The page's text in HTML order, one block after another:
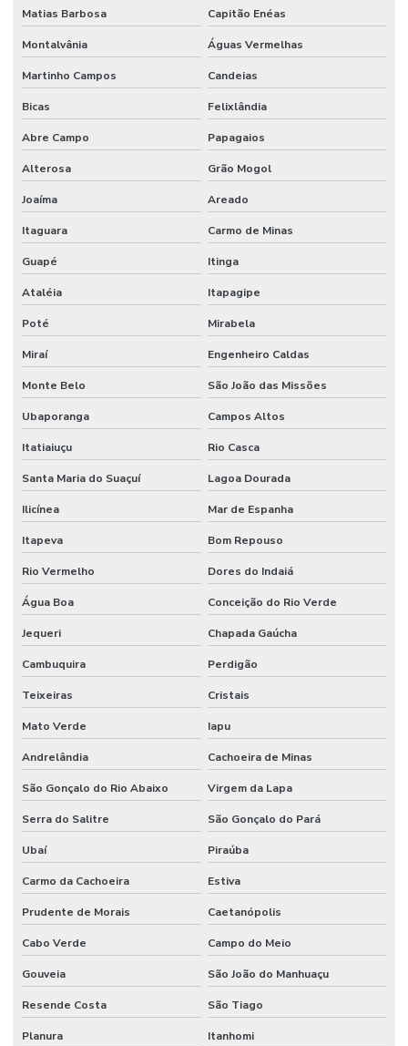
Matias Barbosa Capitão Enéas
Montalvânia Águas Vermelhas
Martinho Campos Candeias
Bicas Felixlândia
Abre Campo Papagaios
Alterosa Grão Mogol
Joaíma Areado
Itaguara Carmo de Minas
Guapé Itinga
Ataléia Itapagipe
Poté Mirabela
Miraí Engenheiro Caldas
Monte Belo São João das Missões
Ubaporanga Campos Altos
Itatiaiuçu Rio Casca
Santa Maria do Suaçuí Lagoa Dourada
Ilicínea Mar de Espanha
Itapeva Bom Repouso
Rio Vermelho Dores do Indaiá
Água Boa Conceição do Rio Verde
Jequeri Chapada Gaúcha
Cambuquira Perdigão
Teixeiras Cristais
Mato Verde Iapu
Andrelândia Cachoeira de Minas
São Gonçalo do Rio Abaixo Virgem da Lapa
Serra do Salitre São Gonçalo do Pará
Ubaí Piraúba
Carmo da Cachoeira Estiva
Prudente de Morais Caetanópolis
Cabo Verde Campo do Meio
Gouveia São João do Manhuaçu
Resende Costa São Tiago
Planura Itanhomi